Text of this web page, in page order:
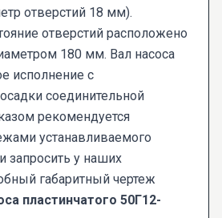
отверстий 18 мм).
отверстий расположено
180 мм. Вал насоса
исполнение с
соединительной
рекомендуется
устанавливаемого
запросить у наших
габаритный чертеж
пластинчатого 50Г12-